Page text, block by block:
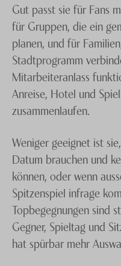
Gut passt sie für Fans
für Gruppen, die ein
planen, und für
Stadtprogramm
Mitarbeiteranlass
Anreise, Hotel und
zusammenlaufen.
Weniger geeignet ist
Datum brauchen und
können, oder wenn
Spitzenspiel infrage
Topbegegnungen sind
Gegner, Spieltag und
hat spürbar mehr